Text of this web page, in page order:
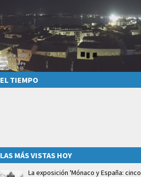
EL TIEMPO
LAS MÁS VISTAS HOY
La exposición 'Mónaco y España: cinco